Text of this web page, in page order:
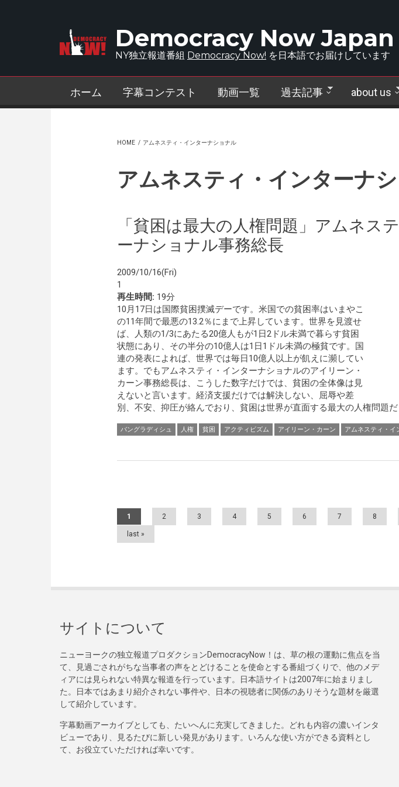
Democracy Now Japan
NY独立報道番組 Democracy Now! を日本語でお届けしています
ホーム 字幕コンテスト 動画一覧 過去記事 about us
HOME / アムネスティ・インターナショナル
アムネスティ・インターナ
「貧困は最大の人権問題」アムネス
ーナショナル事務総長
2009/10/16(Fri)
1
再生時間: 19分
10月17日は国際貧困撲滅デーです。米国での貧困率はいまやこ
の11年間で最悪の13.2％にまで上昇しています。世界を見渡せ
ば、人類の1/3にあたる20億人もが1日2ドル未満で暮らす貧困
状態にあり、その半分の10億人は1日1ドル未満の極貧です。国
連の発表によれば、世界では毎日10億人以上が飢えに瀕してい
ます。でもアムネスティ・インターナショナルのアイリーン・
カーン事務総長は、こうした数字だけでは、貧困の全体像は見
えないと言います。経済支援だけでは解決しない、屈辱や差
別、不安、抑圧が絡んでおり、貧困は世界が直面する最大の人権問題だ
バングラディシュ 人権 貧困 アクティビズム アイリーン・カーン アムネスティ・イ
Pages
1 2 3 4 5 6 7 8
last »
サイトについて
ニューヨークの独立報道プロダクションDemocracyNow！は、草の根の運動に焦点を当
て、見過ごされがちな当事者の声をとどけることを使命とする番組づくりで、他のメデ
ィアには見られない特異な報道を行っています。日本語サイトは2007年に始まりまし
た。日本ではあまり紹介されない事件や、日本の視聴者に関係のありそうな題材を厳選
して紹介しています。
字幕動画アーカイブとしても、たいへんに充実してきました。どれも内容の濃いインタ
ビューであり、見るたびに新しい発見があります。いろんな使い方ができる資料とし
て、お役立ていただければ幸いです。